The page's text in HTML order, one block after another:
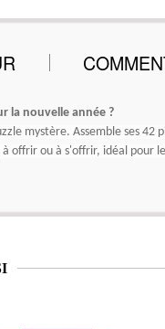
la nouvelle année ?
mystère. Assemble ses
offrir ou à s'offrir, idéal pour